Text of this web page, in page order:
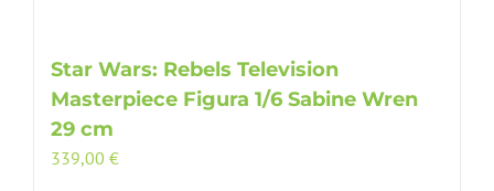
Star Wars: Rebels Television
Masterpiece Figura 1/6 Sabine Wren
29 cm
339,00 €